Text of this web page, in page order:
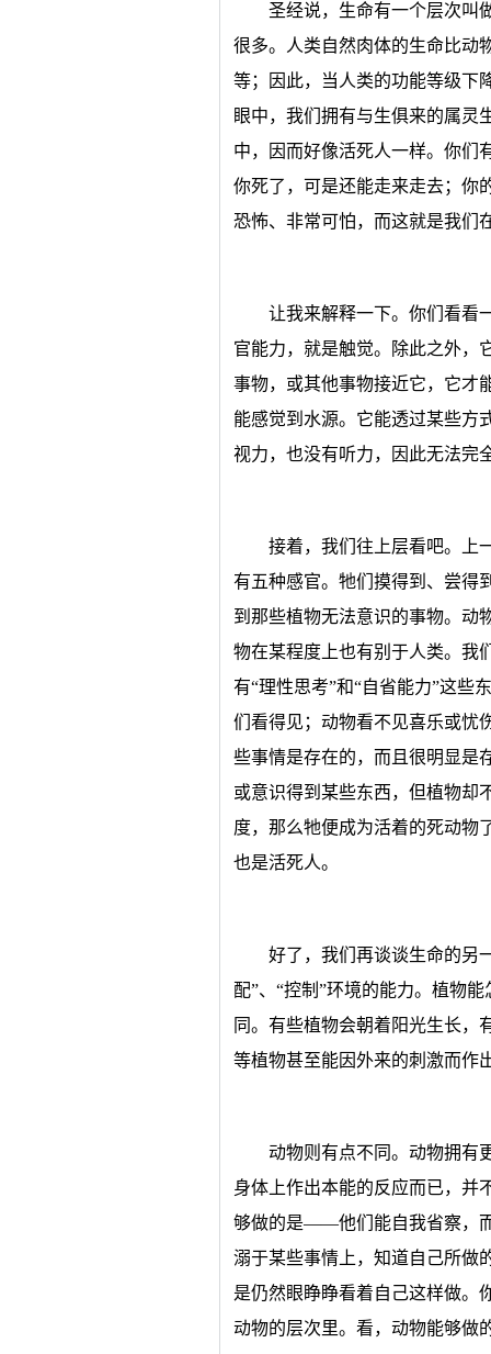
圣经说，生命有一个层次叫
很多。人类自然肉体的生命比动
等；因此，当人类的功能等级下
眼中，我们拥有与生俱来的属灵
中，因而好像活死人一样。你们
你死了，可是还能走来走去；你
恐怖、非常可怕，而这就是我们
让我来解释一下。你们看看
官能力，就是触觉。除此之外，
事物，或其他事物接近它，它才
能感觉到水源。它能透过某些方
视力，也没有听力，因此无法完
接着，我们往上层看吧。上
有五种感官。牠们摸得到、尝得
到那些植物无法意识的事物。动
物在某程度上也有别于人类。我
有“理性思考”和“自省能力”这些
们看得见；动物看不见喜乐或忧
些事情是存在的，而且很明显是
或意识得到某些东西，但植物却
度，那么牠便成为活着的死动物
也是活死人。
好了，我们再谈谈生命的另
配”、“控制”环境的能力。植物
同。有些植物会朝着阳光生长，
等植物甚至能因外来的刺激而作
动物则有点不同。动物拥有
身体上作出本能的反应而已，并
够做的是——他们能自我省察，
溺于某些事情上，知道自己所做
是仍然眼睁睁看着自己这样做。
动物的层次里。看，动物能够做